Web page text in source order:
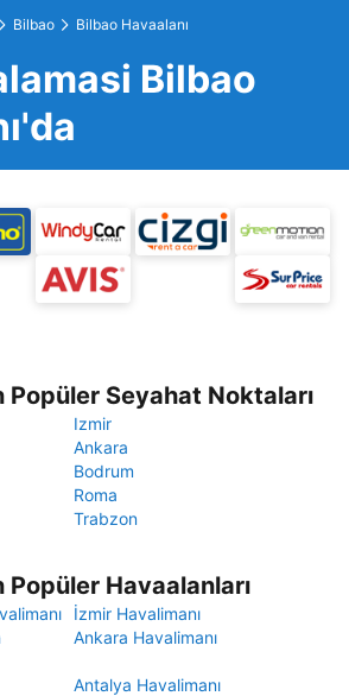
Bilbao Bilbao Havaalanı
Bilbao
Popüler Seyahat Noktaları
Izmir
Ankara
Bodrum
Roma
Trabzon
Popüler Havaalanları
İzmir Havalimanı
Ankara Havalimanı
Antalya Havalimanı